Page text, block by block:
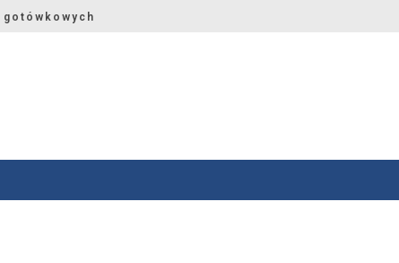
gotówkowych